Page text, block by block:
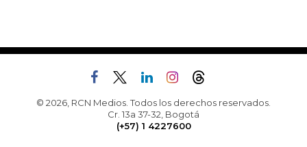
© 2026, RCN Medios. Todos los derechos reservados.
Cr. 13a 37-32, Bogotá
(+57) 1 4227600